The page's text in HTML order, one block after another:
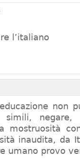
l’italiano
non
negare,
mostruosità
inaudita, da
umano provo